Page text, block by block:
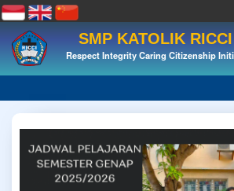
SMP KATOLIK
Respect Integrity Caring Citizenship